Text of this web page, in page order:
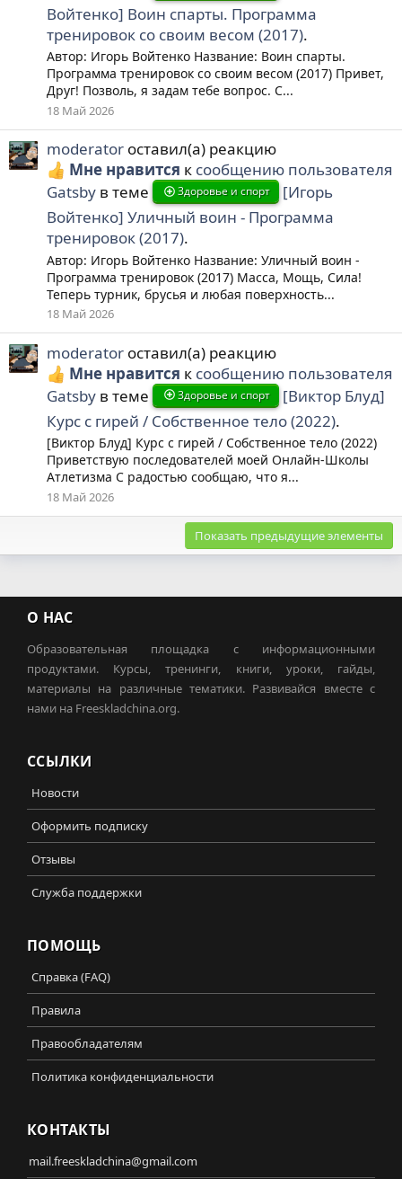
Войтенко] Воин спарты. Программа
тренировок со своим весом (2017).
Автор: Игорь Войтенко Название: Воин спарты.
Программа тренировок со своим весом (2017) Привет,
Друг! Позволь, я задам тебе вопрос. С...
18 Май 2026
moderator оставил(а) реакцию
Мне нравится к сообщению пользователя
Gatsby в теме Здоровье и спорт
[Игорь
Войтенко] Уличный воин - Программа
тренировок (2017).
Автор: Игорь Войтенко Название: Уличный воин -
Программа тренировок (2017) Масса, Мощь, Сила!
Теперь турник, брусья и любая поверхность...
18 Май 2026
moderator оставил(а) реакцию
Мне нравится к сообщению пользователя
Gatsby в теме Здоровье и спорт
[Виктор Блуд]
Курс с гирей / Собственное тело (2022).
[Виктор Блуд] Курс с гирей / Собственное тело (2022)
Приветствую последователей моей Онлайн-Школы
Атлетизма С радостью сообщаю, что я...
18 Май 2026
Показать предыдущие элементы
О НАС
Образовательная площадка с информационными
продуктами. Курсы, тренинги, книги, уроки, гайды,
материалы на различные тематики. Развивайся вместе с
нами на Freeskladchina.org.
ССЫЛКИ
Новости
Оформить подписку
Отзывы
Служба поддержки
ПОМОЩЬ
Справка (FAQ)
Правила
Правообладателям
Политика конфиденциальности
КОНТАКТЫ
mail.freeskladchina@gmail.com